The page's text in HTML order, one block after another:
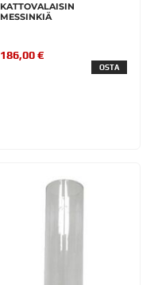
KATTOVALAISIN
MESSINKIÄ
186,00 €
OSTA